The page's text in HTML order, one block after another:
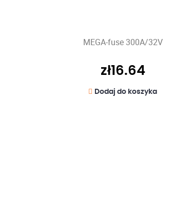
MEGA-fuse 300A/32V
zł16.64
Dodaj do koszyka